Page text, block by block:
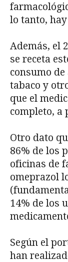
lo tanto,
Además, el
se receta
consumo
tabaco y
que el
completo, a
Otro dato
86% de los
oficinas de
omeprazol
14% de los
Según el
han